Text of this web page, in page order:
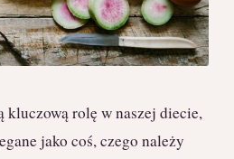
kluczową rolę w naszej diecie,
jako coś, czego należy